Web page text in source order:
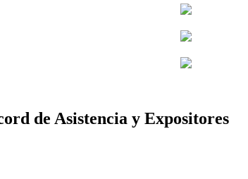
de Asistencia y Expositores